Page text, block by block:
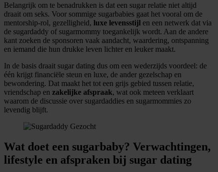
Belangrijk om te benadrukken is dat een sugar relatie niet altijd
draait om seks. Voor sommige sugarbabies gaat het vooral om de
mentorship-rol, gezelligheid, luxe levensstijl en een netwerk dat via
de sugardaddy of sugarmommy toegankelijk wordt. Aan de andere
kant zoeken de sponsoren vaak aandacht, waardering, ontspanning
en iemand die hun drukke leven lichter en leuker maakt.
In de basis draait sugar dating dus om een wederzijds voordeel: de
één krijgt financiële steun en luxe, de ander gezelschap en
bewondering. Dat maakt het tot een grijs gebied tussen relatie,
vriendschap en zakelijke afspraak, wat ook meteen verklaart
waarom de discussie over sugardaddies en sugarmommies zo
levendig blijft.
Wat doet een sugarbaby? Verwachtingen,
lifestyle en afspraken bij sugar dating